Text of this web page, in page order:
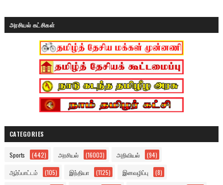
அரசியல் கட்சிகள்
CATEGORIES
Sports (442) அரசியல் (16003) அறிவியல் (94)
ஆர்ப்பாட்டம் (105) இந்தியா (1125) இனவழிப்பு (8)